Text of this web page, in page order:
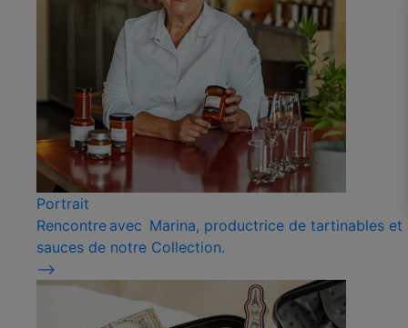
Portrait
Rencontre avec Marina, productrice de tartinables et
sauces de notre Collection.
⟶